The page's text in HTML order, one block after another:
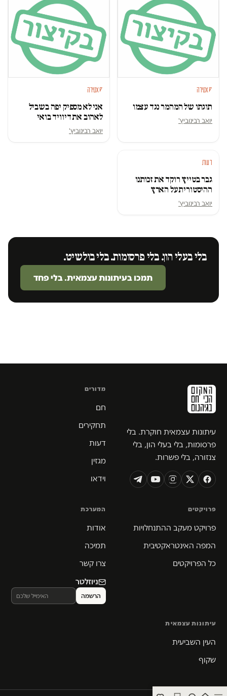
סאטירה
תוגתו של המהמר נגד עצמו
יואב רבינוביץ'
סאטירה
אני לא מספיק יפה בשביל
לאהוב את דיוויד בואי
יואב רבינוביץ'
דעות
גבר בטייץ רוקד את זכותנו
ההיסטורית על הארץ
יואב רבינוביץ'
בלי בעלי הון. בלי פרסומות. בלי בולשיט.
תמכו בעיתונות עצמאית. בלי פחד
עיתונות עצמאית חוקרת. בלי
פרסומות, בלי בעלי הון, בלי
צנזורה, בלי פשרות.
מדורים
חם
תחקירים
דעות
מגזין
וידאו
פרויקטים
פרויקט מעקב ההתנחלויות
המפה האינטראקטיבית
כל הפרויקטים
המערכת
אודות
תמיכה
צרו קשר
ניוזלטר
עיתונות עצמאית
העין השביעית
שקוף